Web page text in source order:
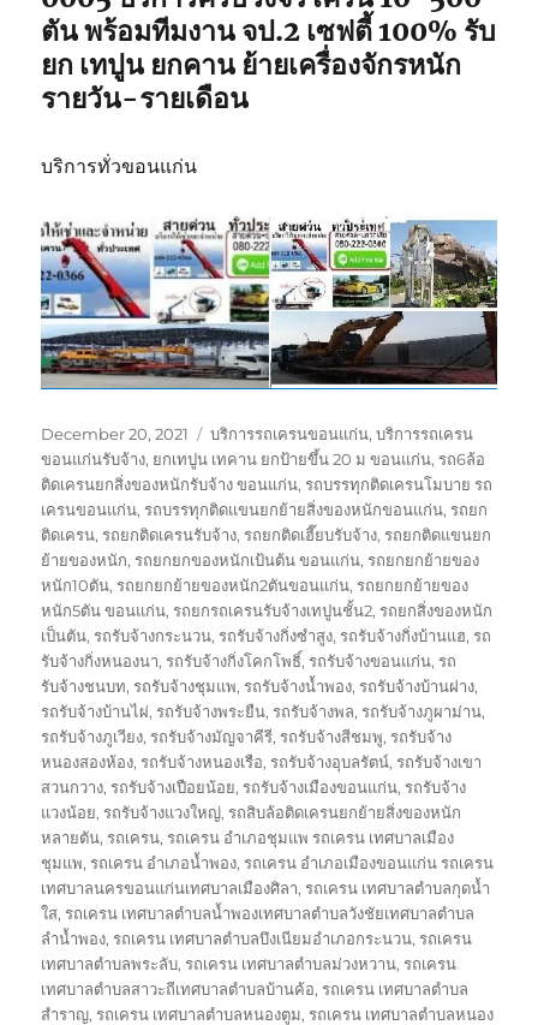
ตัน พร้อมทีมงาน จป.2 เซฟตี้ 100% รับ
ยก เทปูน ยกคาน ย้ายเครื่องจักรหนัก
รายวัน-รายเดือน
บริการทั่วขอนแก่น
Posted
on
December 20, 2021 Tags
บริการรถเครนขอนแก่น,บริการรถเครน
ขอนแก่นรับจ้าง, ยกเทปูน เทคาน ยกป้ายขึ้น 20 ม ขอนแก่น,รถ6ล้อ
ติดเครนยกสิ่งของหนักรับจ้าง ขอนแก่น,รถบรรทุกติดเครนโมบาย รถ
เครนขอนแก่น,รถบรรทุกติดแขนยกย้ายสิ่งของหนักขอนแก่น,รถยก
ติดเครน,รถยกติดเครนรับจ้าง,รถยกติดเฮี๊ยบรับจ้าง,รถยกติดแขนยก
ย้ายของหนัก,รถยกยกของหนักเป้นต้น ขอนแก่น,รถยกยกย้ายของ
หนัก10ตัน,รถยกยกย้ายของหนัก2ตันขอนแก่น,รถยกยกย้ายของ
หนัก5ตัน ขอนแก่น,รถยกรถเครนรับจ้างเทปูนชั้น2,รถยกสิ่งของหนัก
เป็นตัน,รถรับจ้างกระนวน,รถรับจ้างกิ่งซำสูง,รถรับจ้างกิ่งบ้านแฮ,รถ
รับจ้างกิ่งหนองนา,รถรับจ้างกิ่งโคกโพธิ์,รถรับจ้างขอนแก่น,รถ
รับจ้างชนบท,รถรับจ้างชุมแพ,รถรับจ้างน้ำพอง,รถรับจ้างบ้านฝาง,
รถรับจ้างบ้านไผ่,รถรับจ้างพระยืน,รถรับจ้างพล,รถรับจ้างภูผาม่าน,
รถรับจ้างภูเวียง,รถรับจ้างมัญจาคีรี,รถรับจ้างสีชมพู,รถรับจ้าง
หนองสองห้อง,รถรับจ้างหนองเรือ,รถรับจ้างอุบลรัตน์,รถรับจ้างเขา
สวนกวาง,รถรับจ้างเปือยน้อย,รถรับจ้างเมืองขอนแก่น,รถรับจ้าง
แวงน้อย,รถรับจ้างแวงใหญ่,รถสิบล้อติดเครนยกย้ายสิ่งของหนัก
หลายตัน,รถเครน,รถเครน อำเภอชุมแพ รถเครน เทศบาลเมือง
ชุมแพ,รถเครน อำเภอน้ำพอง,รถเครน อำเภอเมืองขอนแก่น รถเครน
เทศบาลนครขอนแก่นเทศบาลเมืองศิลา,รถเครน เทศบาลตำบลกุดน้ำ
ใส,รถเครน เทศบาลตำบลน้ำพองเทศบาลตำบลวังชัยเทศบาลตำบล
ลำน้ำพอง,รถเครน เทศบาลตำบลบึงเนียมอำเภอกระนวน,รถเครน
เทศบาลตำบลพระลับ,รถเครน เทศบาลตำบลม่วงหวาน,รถเครน
เทศบาลตำบลสาวะถีเทศบาลตำบลบ้านค้อ,รถเครน เทศบาลตำบล
สำราญ,รถเครน เทศบาลตำบลหนองตูม,รถเครน เทศบาลตำบลหนอง